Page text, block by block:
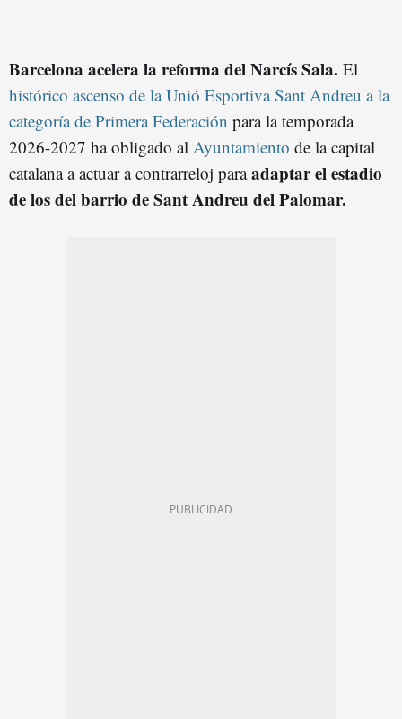
Barcelona acelera la reforma del Narcís Sala. El
histórico ascenso de la Unió Esportiva Sant Andreu a la
categoría de Primera Federación para la temporada
2026-2027 ha obligado al Ayuntamiento de la capital
catalana a actuar a contrarreloj paraadaptar el estadio
de los del barrio de Sant Andreu del Palomar.